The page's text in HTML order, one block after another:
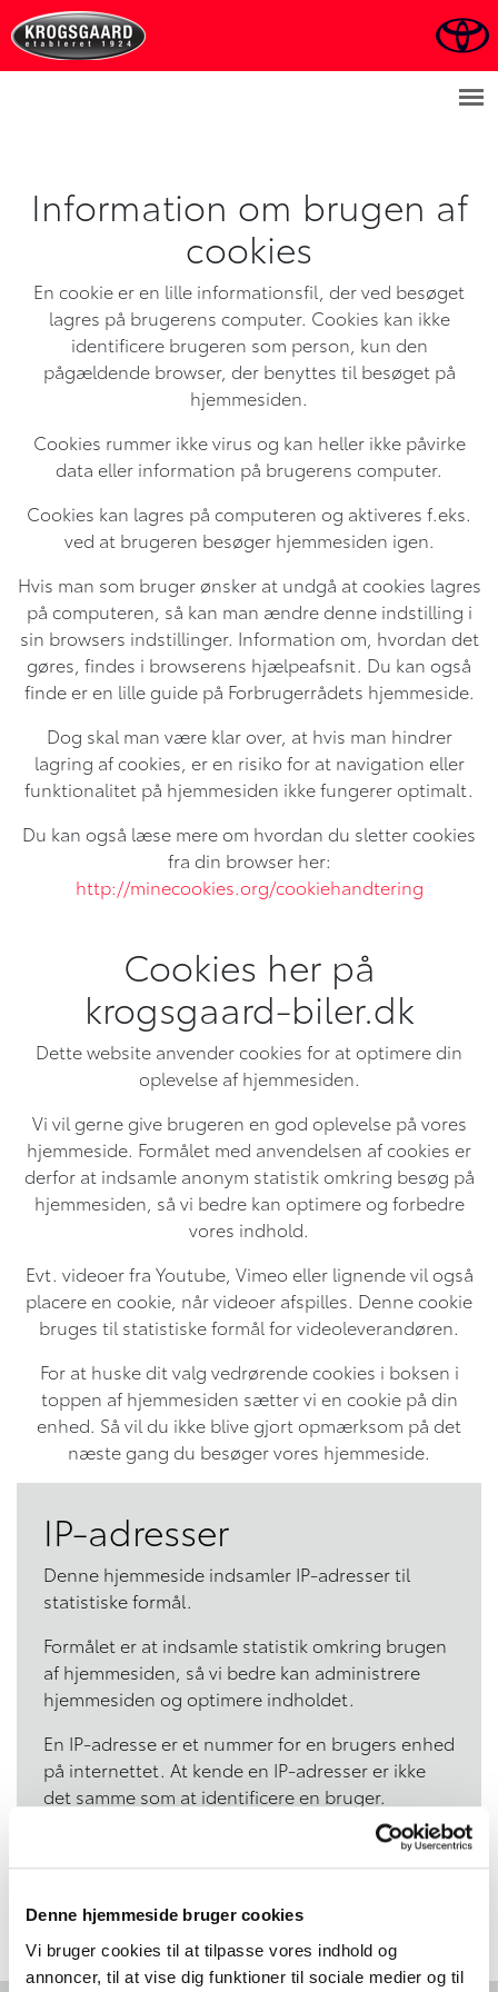
Denne hjemmeside bruger cookies
Vi bruger cookies til at tilpasse vores indhold og
annoncer, til at vise dig funktioner til sociale medier og til
Information om brugen af
cookies
En cookie er en lille informationsfil, der ved besøget
lagres på brugerens computer. Cookies kan ikke
identificere brugeren som person, kun den
pågældende browser, der benyttes til besøget på
hjemmesiden.
Cookies rummer ikke virus og kan heller ikke påvirke
data eller information på brugerens computer.
Cookies kan lagres på computeren og aktiveres f.eks.
ved at brugeren besøger hjemmesiden igen.
Hvis man som bruger ønsker at undgå at cookies lagres
på computeren, så kan man ændre denne indstilling i
sin browsers indstillinger. Information om, hvordan det
gøres, findes i browserens hjælpeafsnit. Du kan også
finde er en lille guide på Forbrugerrådets hjemmeside.
Dog skal man være klar over, at hvis man hindrer
lagring af cookies, er en risiko for at navigation eller
funktionalitet på hjemmesiden ikke fungerer optimalt.
Du kan også læse mere om hvordan du sletter cookies
fra din browser her:
http://minecookies.org/cookiehandtering
Cookies her på
krogsgaard-biler.dk
Dette website anvender cookies for at optimere din
oplevelse af hjemmesiden.
Vi vil gerne give brugeren en god oplevelse på vores
hjemmeside. Formålet med anvendelsen af cookies er
derfor at indsamle anonym statistik omkring besøg på
hjemmesiden, så vi bedre kan optimere og forbedre
vores indhold.
Evt. videoer fra Youtube, Vimeo eller lignende vil også
placere en cookie, når videoer afspilles. Denne cookie
bruges til statistiske formål for videoleverandøren.
For at huske dit valg vedrørende cookies i boksen i
toppen af hjemmesiden sætter vi en cookie på din
enhed. Så vil du ikke blive gjort opmærksom på det
næste gang du besøger vores hjemmeside.
IP-adresser
Denne hjemmeside indsamler IP-adresser til
statistiske formål.
Formålet er at indsamle statistik omkring brugen
af hjemmesiden, så vi bedre kan administrere
hjemmesiden og optimere indholdet.
En IP-adresse er et nummer for en brugers enhed
på internettet. At kende en IP-adresser er ikke
det samme som at identificere en bruger.
En IP-adresse er blot et tal, som ikke rummer
personspecifik information om brugeren.